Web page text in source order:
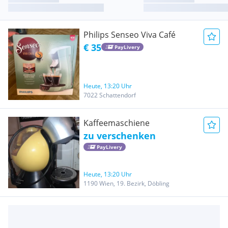
Philips Senseo Viva Café
€ 35 PayLivery
Heute, 13:20 Uhr
7022 Schattendorf
Kaffeemaschiene
zu verschenken
PayLivery
Heute, 13:20 Uhr
1190 Wien, 19. Bezirk, Döbling